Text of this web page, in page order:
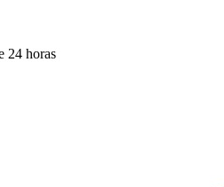
24 horas